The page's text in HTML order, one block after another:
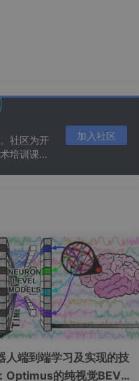
急需的程序腾位置。它
练进程干掉。
社区为开
培训课程
加入社区
人端到端学习及实现的技
Optimus的纯视觉BEV+